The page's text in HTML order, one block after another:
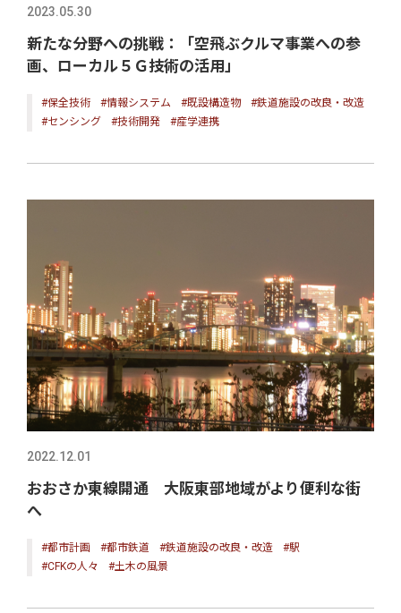
2023.05.30
新たな分野への挑戦：「空飛ぶクルマ事業への参
画、ローカル５Ｇ技術の活用」
#保全技術 #情報システム #既設構造物
#鉄道施設の改良・改造
#センシング
#技術開発 #産学連携
2022.12.01
おおさか東線開通 大阪東部地域がより便利な街
へ
#都市計画 #都市鉄道 #鉄道施設の改良・改造
#駅
#CFKの人々
#土木の風景